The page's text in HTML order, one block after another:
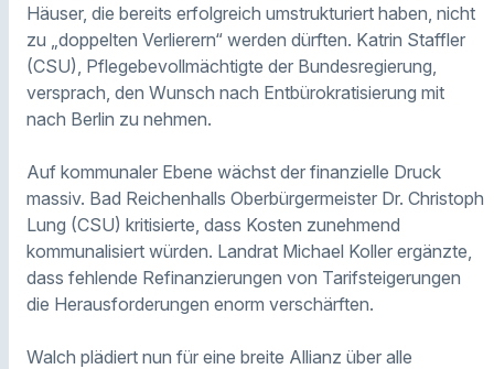
Häuser, die bereits erfolgreich umstrukturiert haben, nicht
zu „doppelten Verlierern“ werden dürften. Katrin Staffler
(CSU), Pflegebevollmächtigte der Bundesregierung,
versprach, den Wunsch nach Entbürokratisierung mit
nach Berlin zu nehmen.
Auf kommunaler Ebene wächst der finanzielle Druck
massiv. Bad Reichenhalls Oberbürgermeister Dr. Christoph
Lung (CSU) kritisierte, dass Kosten zunehmend
kommunalisiert würden. Landrat Michael Koller ergänzte,
dass fehlende Refinanzierungen von Tarifsteigerungen
die Herausforderungen enorm verschärften.
Walch plädiert nun für eine breite Allianz über alle